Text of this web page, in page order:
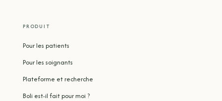
PRODUIT
Pour les patients
Pour les soignants
Plateforme et recherche
Boli est-il fait pour moi ?